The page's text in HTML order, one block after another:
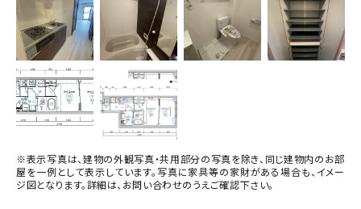
※表示写真は、建物の外観写真・共用部分の写真を除き、同じ建物内のお部
屋を一例として表示しています。写真に家具等の家財がある場合も、イメー
ジ図となります。詳細は、お問い合わせのうえご確認下さい。